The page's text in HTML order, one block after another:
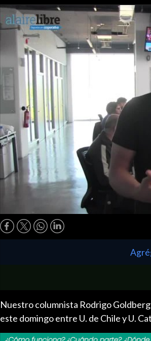
Nuestro columnista Rodrigo
este domingo entre U. de Chile y U.